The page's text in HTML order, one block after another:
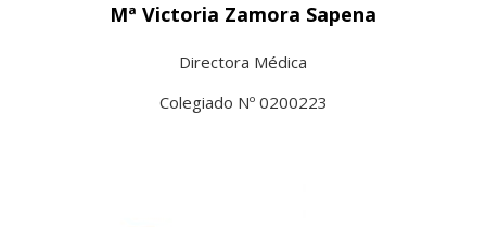
Mª Victoria Zamora Sapena
Directora Médica
Colegiado Nº 0200223